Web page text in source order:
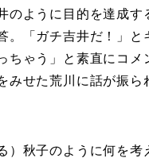
のように目的を達成
「ガチ吉井だ！」と
ちゃう」と素直にコメ
みせた荒川に話が振
）秋子のように何を